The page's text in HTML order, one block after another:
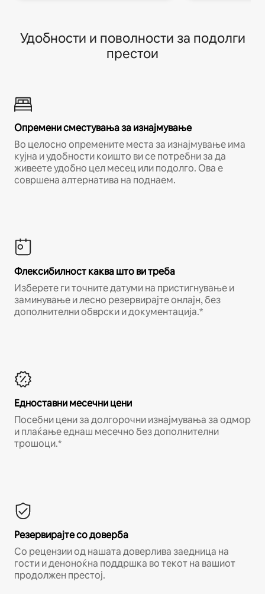
Удобности и поволности за подолги
престои
Опремени сместувања за изнајмување
Во целосно опремените места за изнајмување има
кујна и удобности коишто ви се потребни за да
живеете удобно цел месец или подолго. Ова е
совршена алтернатива на поднаем.
Флексибилност каква што ви треба
Изберете ги точните датуми на пристигнување и
заминување и лесно резервирајте онлајн, без
дополнителни обврски и документација.*
Едноставни месечни цени
Посебни цени за долгорочни изнајмувања за одмор
и плаќање еднаш месечно без дополнителни
трошоци.*
Резервирајте со доверба
Со рецензии од нашата доверлива заедница на
гости и деноноќна поддршка во текот на вашиот
продолжен престој.